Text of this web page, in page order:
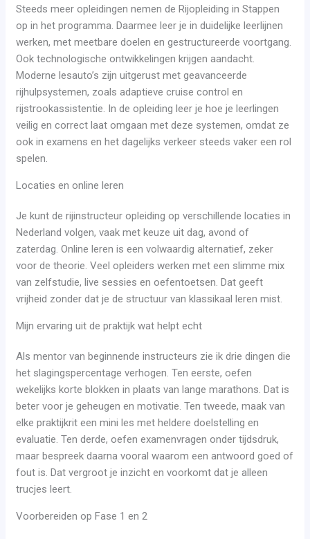
Steeds meer opleidingen nemen de Rijopleiding in Stappen
op in het programma. Daarmee leer je in duidelijke leerlijnen
werken, met meetbare doelen en gestructureerde voortgang.
Ook technologische ontwikkelingen krijgen aandacht.
Moderne lesauto’s zijn uitgerust met geavanceerde
rijhulpsystemen, zoals adaptieve cruise control en
rijstrookassistentie. In de opleiding leer je hoe je leerlingen
veilig en correct laat omgaan met deze systemen, omdat ze
ook in examens en het dagelijks verkeer steeds vaker een rol
spelen.
Locaties en online leren
Je kunt de rijinstructeur opleiding op verschillende locaties in
Nederland volgen, vaak met keuze uit dag, avond of
zaterdag. Online leren is een volwaardig alternatief, zeker
voor de theorie. Veel opleiders werken met een slimme mix
van zelfstudie, live sessies en oefentoetsen. Dat geeft
vrijheid zonder dat je de structuur van klassikaal leren mist.
Mijn ervaring uit de praktijk wat helpt echt
Als mentor van beginnende instructeurs zie ik drie dingen die
het slagingspercentage verhogen. Ten eerste, oefen
wekelijks korte blokken in plaats van lange marathons. Dat is
beter voor je geheugen en motivatie. Ten tweede, maak van
elke praktijkrit een mini les met heldere doelstelling en
evaluatie. Ten derde, oefen examenvragen onder tijdsdruk,
maar bespreek daarna vooral waarom een antwoord goed of
fout is. Dat vergroot je inzicht en voorkomt dat je alleen
trucjes leert.
Voorbereiden op Fase 1 en 2